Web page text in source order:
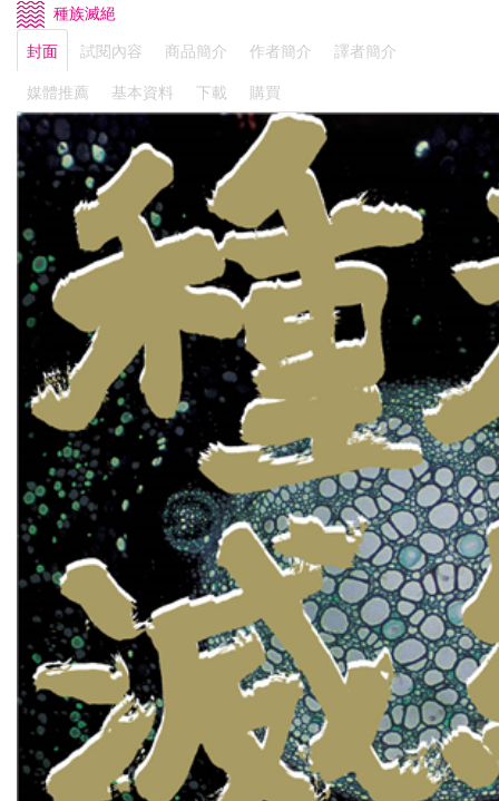
種族滅絕
封面
試閱內容 商品簡介 作者簡介
譯者簡介
媒體推薦
基本資料 下載 購買